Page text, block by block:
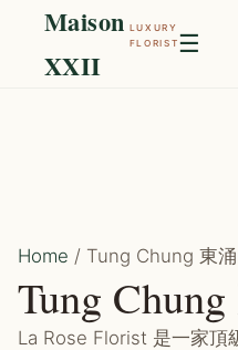
Maison
XXII
LUXURY
FLORIST ☰
Home / Tung Chung 東涌
Tung
La Rose Florist 是一家頂